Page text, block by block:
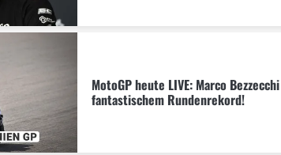
MotoGP heute LIVE: Marco
fantastischem Rundenrekord!